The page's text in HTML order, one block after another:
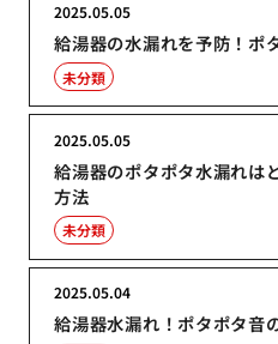
給湯器の水漏れを予防！ポ
2025.05.05
未分類
給湯器のポタポタ水漏れは
方法
2025.05.05
未分類
給湯器水漏れ！ポタポタ音
2025.05.04